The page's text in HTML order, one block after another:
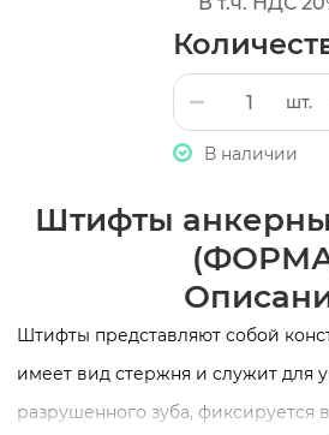
Штифты
Штифты представляют собой
имеет вид стержня и служит для
разрушенного зуба, фиксируется
шт.
В наличии